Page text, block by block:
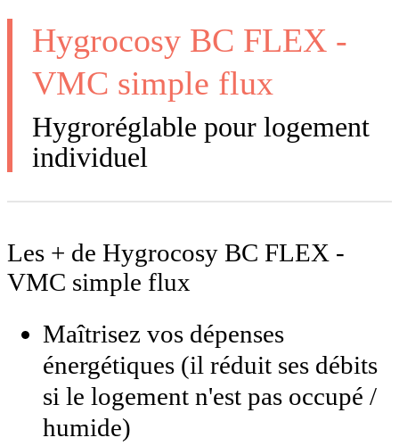
Hygrocosy BC FLEX -
VMC simple flux
Hygroréglable pour logement
individuel
Les + de Hygrocosy BC FLEX -
VMC simple flux
Maîtrisez vos dépenses
énergétiques (il réduit ses débits
si le logement n'est pas occupé /
humide)